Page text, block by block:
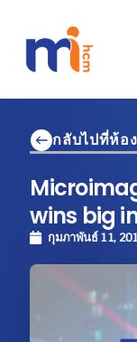
กลับไปที่ห้อ
wins big
กุมภาพันธ์ 11,